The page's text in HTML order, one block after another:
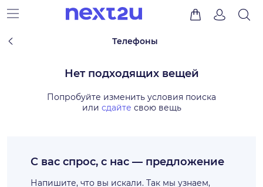
Телефоны
Нет подходящих вещей
Попробуйте изменить условия поиска
или сдайте свою вещь
С вас спрос, с нас — предложение
Напишите, что вы искали. Так мы узнаем,